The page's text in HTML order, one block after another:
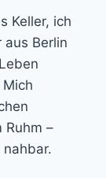
Keller, ich
Berlin
Ruhm –